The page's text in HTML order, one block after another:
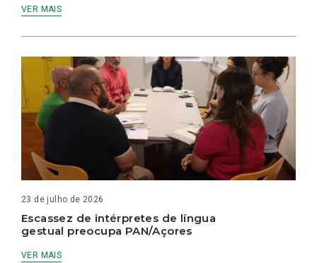
VER MAIS
23 de julho de 2026
Escassez de intérpretes de língua
gestual preocupa PAN/Açores
VER MAIS